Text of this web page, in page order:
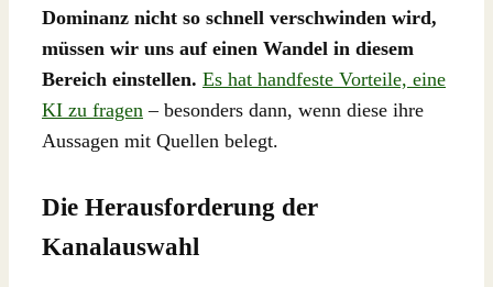
Dominanz nicht so schnell verschwinden wird,
müssen wir uns auf einen Wandel in diesem
Bereich einstellen. Es hat handfeste Vorteile, eine
KI zu fragen – besonders dann, wenn diese ihre
Aussagen mit Quellen belegt.
Die Herausforderung der
Kanalauswahl